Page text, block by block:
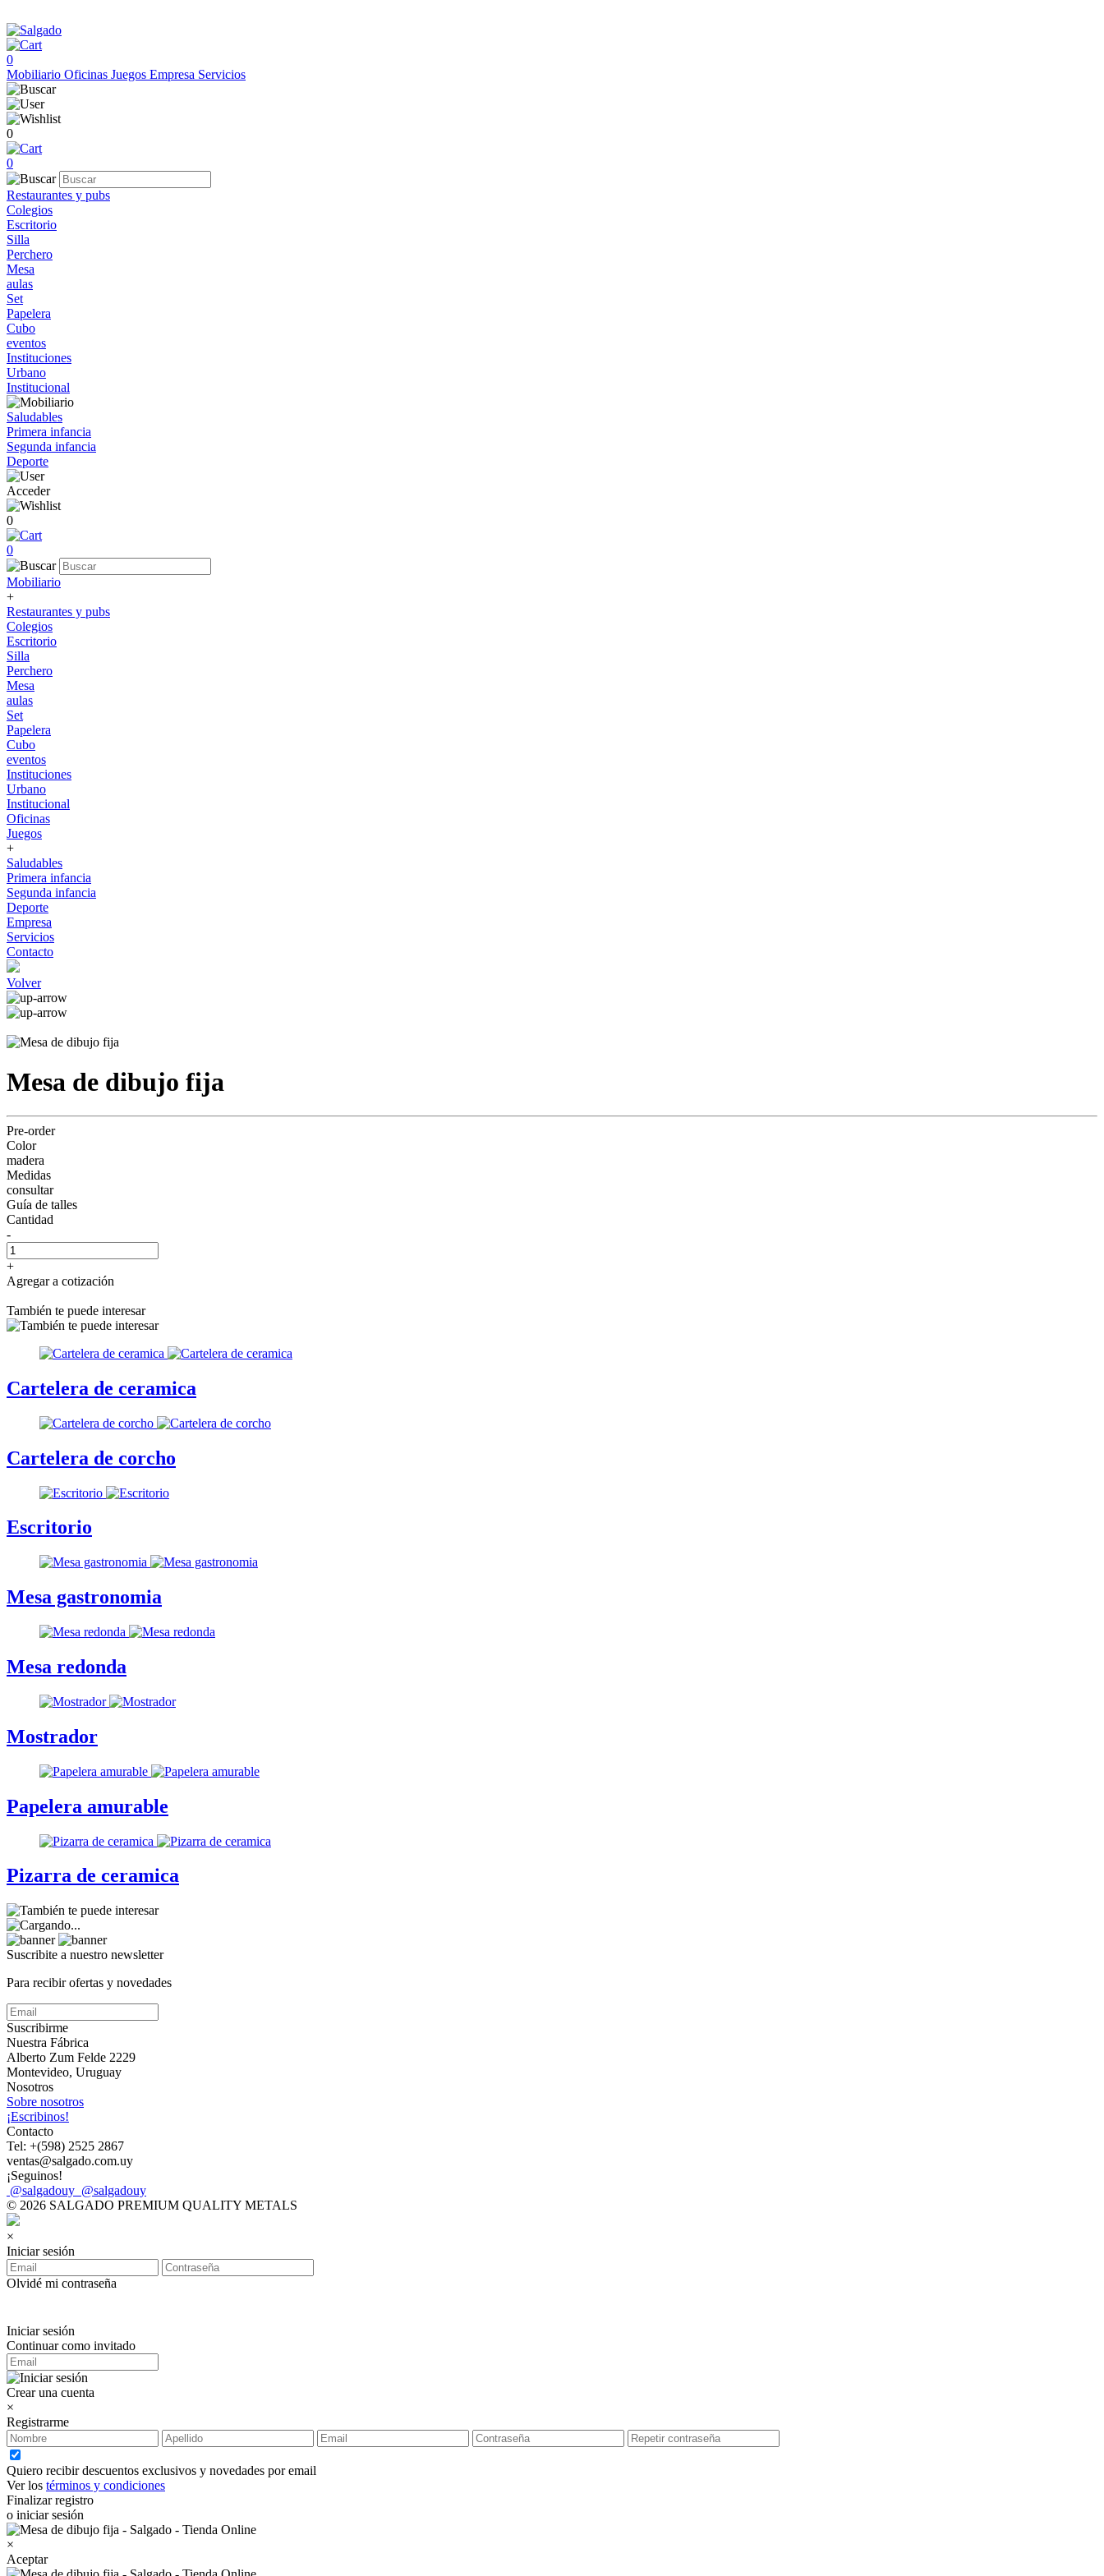
0
Mobiliario Oficinas Juegos Empresa Servicios
0
0
Restaurantes y pubs
Colegios
Escritorio
Silla
Perchero
Mesa
aulas
Set
Papelera
Cubo
eventos
Instituciones
Urbano
Institucional
Saludables
Primera infancia
Segunda infancia
Deporte
Acceder
0
0
Mobiliario
+
Restaurantes y pubs
Colegios
Escritorio
Silla
Perchero
Mesa
aulas
Set
Papelera
Cubo
eventos
Instituciones
Urbano
Institucional
Oficinas
Juegos
+
Saludables
Primera infancia
Segunda infancia
Deporte
Empresa
Servicios
Contacto
Volver
Mesa de dibujo fija
Pre-order
Color
madera
Medidas
consultar
Guía de talles
Cantidad
-
+
Agregar a cotización
También te puede interesar
Cartelera de ceramica
Cartelera de corcho
Escritorio
Mesa gastronomia
Mesa redonda
Mostrador
Papelera amurable
Pizarra de ceramica
Suscribite a nuestro newsletter
Para recibir ofertas y novedades
Suscribirme
Nuestra Fábrica
Alberto Zum Felde 2229
Montevideo, Uruguay
Nosotros
Sobre nosotros
¡Escribinos!
Contacto
Tel: +(598) 2525 2867
ventas@salgado.com.uy
¡Seguinos!
@salgadouy @salgadouy
© 2026 SALGADO PREMIUM QUALITY METALS
×
Iniciar sesión
Olvidé mi contraseña
Iniciar sesión
Continuar como invitado
Crear una cuenta
×
Registrarme
Quiero recibir descuentos exclusivos y novedades por email
Ver los términos y condiciones
Finalizar registro
o iniciar sesión
×
Aceptar